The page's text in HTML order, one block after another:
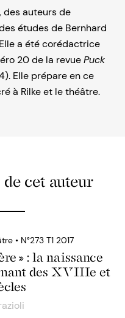
des auteurs de
études de Bernhard
a été corédactrice
20 de la revuePuck
Elle prépare en ce
à Rilke et le théâtre.
cet auteur
• N°273 T1 2017
» : la naissance
des XVIIIe et